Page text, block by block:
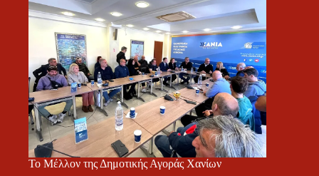
Το Μέλλον της Δημοτικής Αγοράς Χανίων